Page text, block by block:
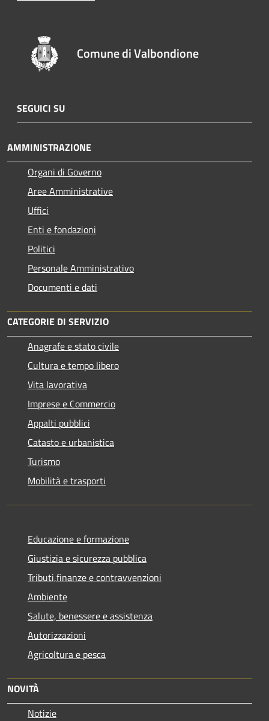
Comune di Valbondione
SEGUICI SU
AMMINISTRAZIONE
Organi di Governo
Aree Amministrative
Uffici
Enti e fondazioni
Politici
Personale Amministrativo
Documenti e dati
CATEGORIE DI SERVIZIO
Anagrafe e stato civile
Cultura e tempo libero
Vita lavorativa
Imprese e Commercio
Appalti pubblici
Catasto e urbanistica
Turismo
Mobilità e trasporti
Educazione e formazione
Giustizia e sicurezza pubblica
Tributi,finanze e contravvenzioni
Ambiente
Salute, benessere e assistenza
Autorizzazioni
Agricoltura e pesca
NOVITÀ
Notizie